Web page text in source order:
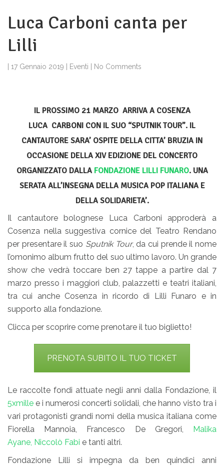
Luca Carboni canta per
Lilli
17 Gennaio 2019 Eventi No Comments
IL PROSSIMO 21 MARZO ARRIVA A COSENZA
LUCA CARBONI CON IL SUO “SPUTNIK TOUR”. IL
CANTAUTORE SARA’ OSPITE DELLA CITTA’ BRUZIA IN
OCCASIONE DELLA XIV EDIZIONE DEL CONCERTO
ORGANIZZATO DALLA FONDAZIONE LILLI FUNARO. UNA
SERATA ALL’INSEGNA DELLA MUSICA POP ITALIANA E
DELLA SOLIDARIETA’.
Il cantautore bolognese Luca Carboni approderà a
Cosenza nella suggestiva cornice del Teatro Rendano
per presentare il suo Sputnik Tour, da cui prende il nome
l’omonimo album frutto del suo ultimo lavoro. Un grande
show che vedrà toccare ben 27 tappe a partire dal 7
marzo presso i maggiori club, palazzetti e teatri italiani,
tra cui anche Cosenza in ricordo di Lilli Funaro e in
supporto alla fondazione.
Clicca per scoprire come prenotare il tuo biglietto!
PRENOTA SUBITO IL TUO TICKET
Le raccolte fondi attuate negli anni dalla Fondazione, il
5xmille e i numerosi concerti solidali, che hanno visto tra i
vari protagonisti grandi nomi della musica italiana come
Fiorella Mannoia, Francesco De Gregori,
Malika
Ayane, Niccolò Fabi e tanti altri.
Fondazione Lilli si impegna da ben quindici anni